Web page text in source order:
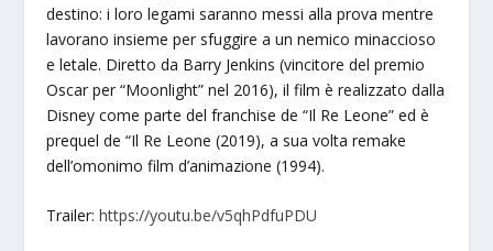
destino: i loro legami saranno messi alla prova mentre
lavorano insieme per sfuggire a un nemico minaccioso
e letale. Diretto da Barry Jenkins (vincitore del premio
Oscar per “Moonlight” nel 2016), il film è realizzato dalla
Disney come parte del franchise de “Il Re Leone” ed è
prequel de “Il Re Leone (2019), a sua volta remake
dell’omonimo film d’animazione (1994).
Trailer:https://youtu.be/v5qhPdfuPDU